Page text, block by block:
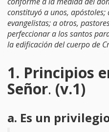
constituyó a unos,
evangelistas; a otros,
perfeccionar a los santos
la edificación del cuerpo de
1. Principios
Señor. (v.1)
a. Es un